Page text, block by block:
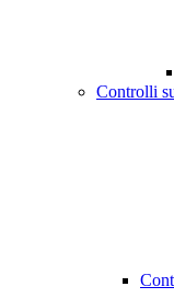
Controlli